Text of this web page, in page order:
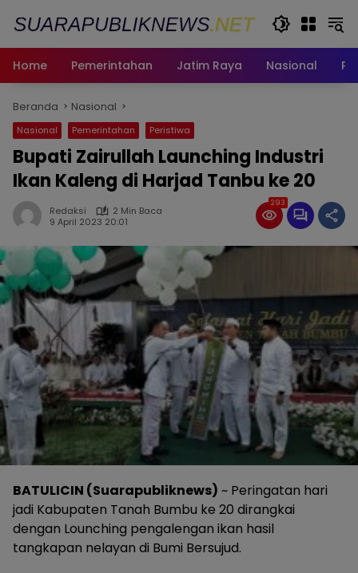
Home
Pemerintahan Jatim Raya Nasional
Beranda Nasional
Nasional Pemerintahan Peristiwa
Bupati Zairullah Launching Industri
Ikan Kaleng di Harjad Tanbu ke 20
Redaksi
2 Min Baca
9 April 2023 20:01
293
BATULICIN (Suarapubliknews) ~ Peringatan hari
jadi Kabupaten Tanah Bumbu ke 20 dirangkai
dengan Lounching pengalengan ikan hasil
tangkapan nelayan di Bumi Bersujud.